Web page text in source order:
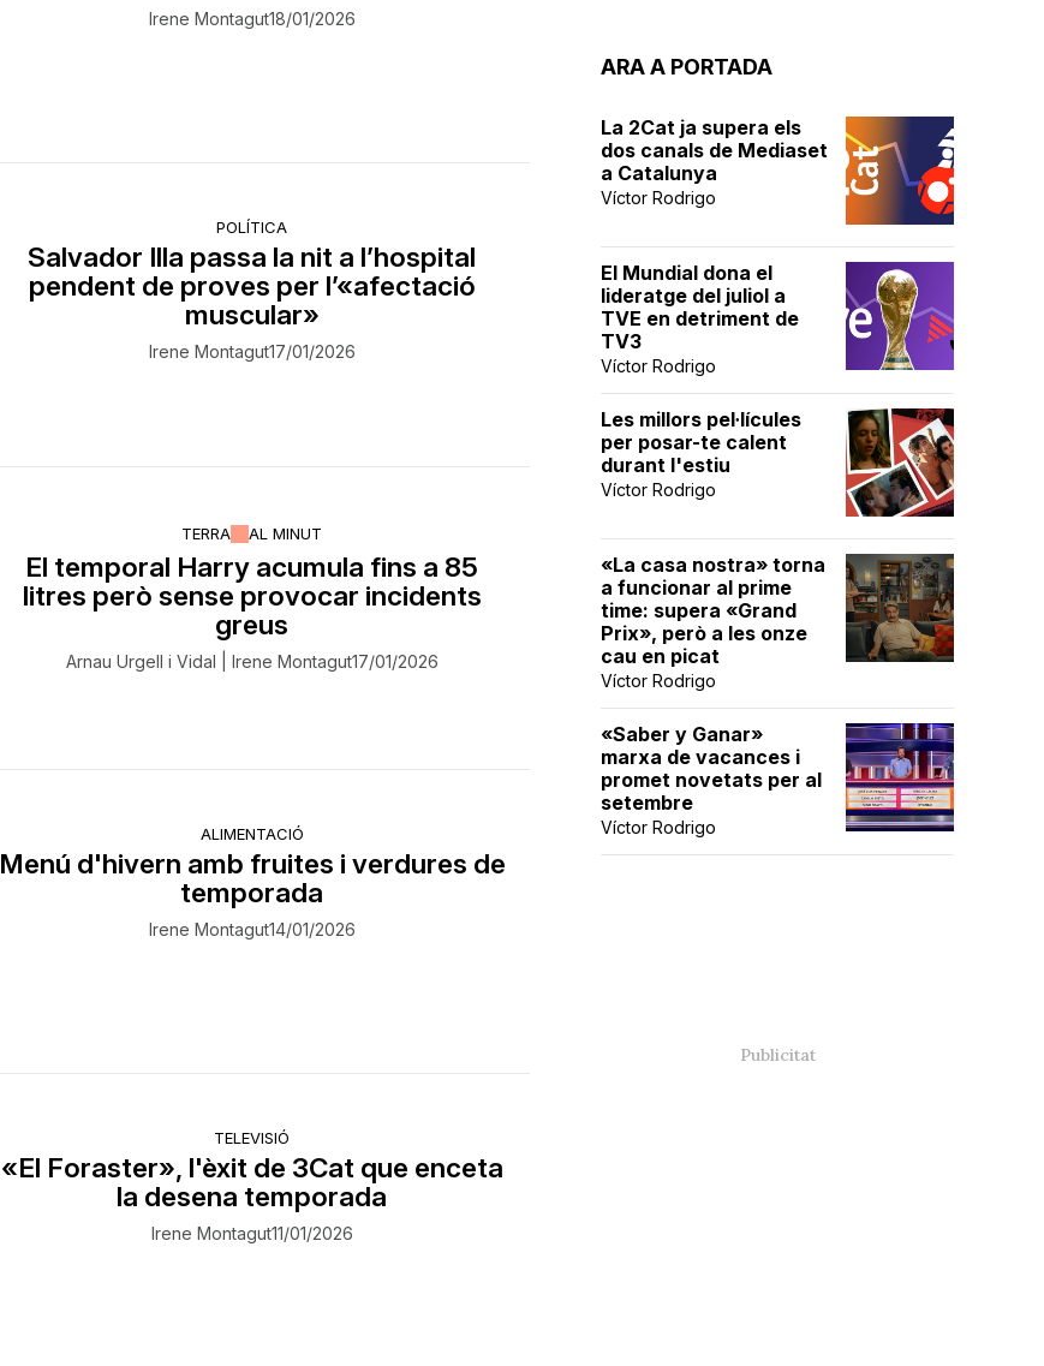
Irene Montagut18/01/2026
POLÍTICA
Salvador Illa passa la nit a l’hospital
pendent de proves per l’«afectació
muscular»
Irene Montagut17/01/2026
TERRA AL MINUT
El temporal Harry acumula fins a 85
litres però sense provocar incidents
greus
Arnau Urgell i Vidal | Irene Montagut17/01/2026
ALIMENTACIÓ
Menú d'hivern amb fruites i verdures de
temporada
Irene Montagut14/01/2026
TELEVISIÓ
«El Foraster», l'èxit de 3Cat que enceta
la desena temporada
Irene Montagut11/01/2026
ARA A PORTADA
La 2Cat ja supera els
dos canals de Mediaset
a Catalunya
Víctor Rodrigo
El Mundial dona el
lideratge del juliol a
TVE en detriment de
TV3
Víctor Rodrigo
Les millors pel·lícules
per posar-te calent
durant l'estiu
Víctor Rodrigo
«La casa nostra» torna
a funcionar al prime
time: supera «Grand
Prix», però a les onze
cau en picat
Víctor Rodrigo
«Saber y Ganar»
marxa de vacances i
promet novetats per al
setembre
Víctor Rodrigo